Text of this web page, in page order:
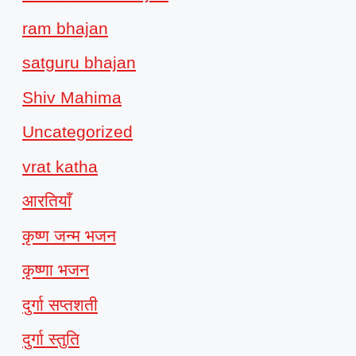
ram bhajan
satguru bhajan
Shiv Mahima
Uncategorized
vrat katha
आरतियाँ
कृष्ण जन्म भजन
कृष्णा भजन
दुर्गा सप्तशती
दुर्गा स्तुति